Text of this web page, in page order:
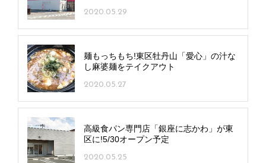
2020.05.29
麺もっちもち!東区牡丹山「愛心」の汁な
し麻婆麺をテイクアウト
2020.05.27
高級食パン専門店「銀座に志かわ」が東
区に!5/30オープン予定
2020.05.25